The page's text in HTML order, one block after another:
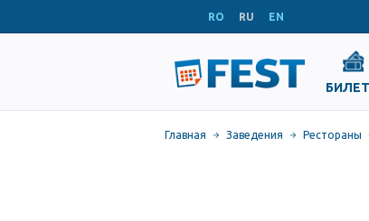
RO RU EN
Главная Заведения Рестораны